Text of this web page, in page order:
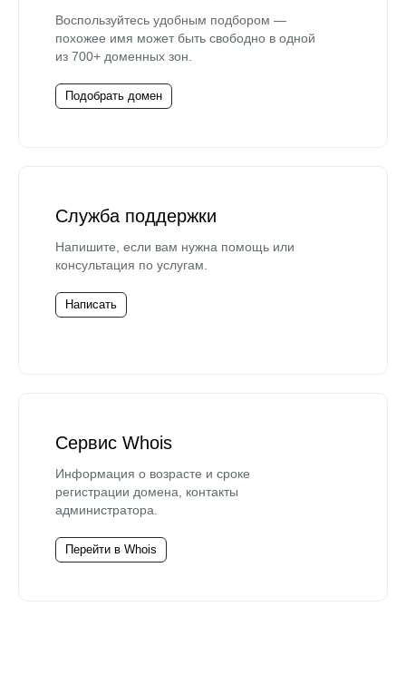
Воспользуйтесь удобным подбором —
похожее имя может быть свободно в одной
из 700+ доменных зон.
Подобрать домен
Служба поддержки
Напишите, если вам нужна помощь или
консультация по услугам.
Написать
Сервис Whois
Информация о возрасте и сроке
регистрации домена, контакты
администратора.
Перейти в Whois